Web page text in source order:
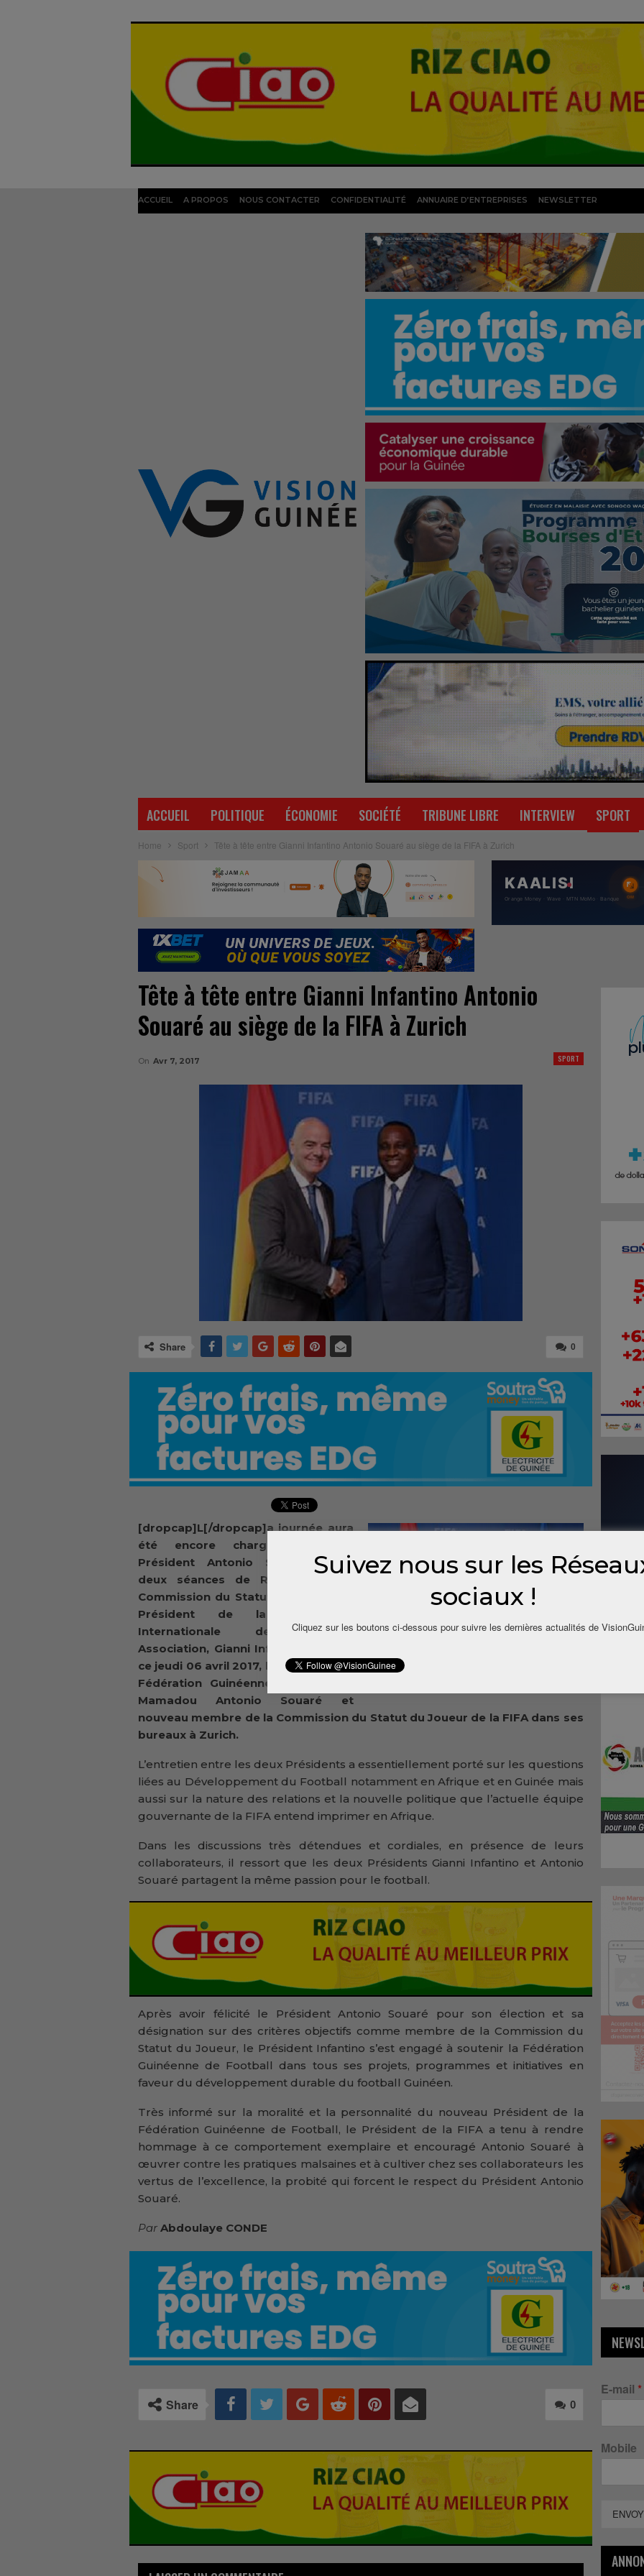
ACCUEIL A PROPOS NOUS CONTACTER CONFIDENTIALITÉ ANNUAIRE D’ENTREPRISES NEWSLETTER
ACCUEIL POLITIQUE ÉCONOMIE SOCIÉTÉ TRIBUNE LIBRE INTERVIEW SPORT
Home Sport Tête à tête entre Gianni Infantino Antonio Souaré au siège de la FIFA à Zurich
Tête à tête entre Gianni Infantino Antonio
Souaré au siège de la FIFA à Zurich
SPORT
On Avr 7, 2017
0
Share
[dropcap]L[/dropcap]a journée aura
été encore chargée pour le
Président Antonio Souaré. Entre
deux séances de Réunion de la
Commission du Statut du Joueur, le
Président de la Fédération
Internationale de Football
Association, Gianni Infantino a reçu,
ce jeudi 06 avril 2017, le Président de
Fédération Guinéenne de Football,
Mamadou Antonio Souaré et
nouveau membre de la Commission du Statut du Joueur de la FIFA dans ses
bureaux à Zurich.
L’entretien entre les deux Présidents a essentiellement porté sur les questions
liées au Développement du Football notamment en Afrique et en Guinée mais
aussi sur la nature des relations et la nouvelle politique que l’actuelle équipe
gouvernante de la FIFA entend imprimer en Afrique.
Dans les discussions très détendues et cordiales, en présence de leurs
collaborateurs, il ressort que les deux Présidents Gianni Infantino et Antonio
Souaré partagent la même passion pour le football.
Après avoir félicité le Président Antonio Souaré pour son élection et sa
désignation sur des critères objectifs comme membre de la Commission du
Statut du Joueur, le Président Infantino s’est engagé à soutenir la Fédération
Guinéenne de Football dans tous ses projets, programmes et initiatives en
faveur du développement durable du football Guinéen.
Très informé sur la moralité et la personnalité du nouveau Président de la
Fédération Guinéenne de Football, le Président de la FIFA a tenu à rendre
hommage à ce comportement exemplaire et encouragé Antonio Souaré à
œuvrer contre les pratiques malsaines et à cultiver chez ses collaborateurs les
vertus de l’excellence, la probité qui forcent le respect du Président Antonio
Souaré.
Par Abdoulaye CONDE
0
Share
E-mail *
Mobile
Suivez nous sur les
sociaux !
Cliquez sur les boutons ci-dessous pour suivre les dernières actualités de